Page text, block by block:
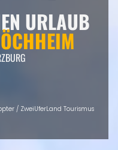
URLAUB
/ ZweiUferLand Tourismus